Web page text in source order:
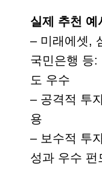
실제 추천 예
– 미래에셋,
국민은행 등:
도 우수
– 공격적 투
용
– 보수적 투
성과 우수 펀